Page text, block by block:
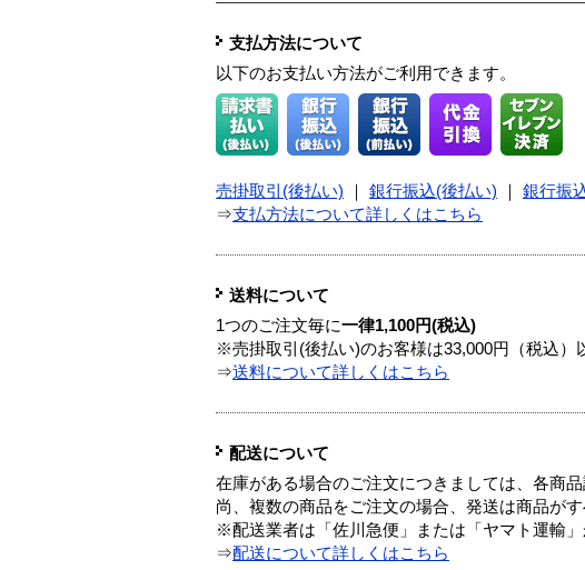
支払方法について
以下のお支払い方法がご利用できます。
売掛取引(後払い) 銀行振込(後払い) 銀行振
⇒支払方法について詳しくはこちら
送料について
1つのご注文毎に一律1,100円(税込)
※売掛取引(後払い)のお客様は33,000円（税込）
⇒送料について詳しくはこちら
配送について
在庫がある場合のご注文につきましては、各商
尚、複数の商品をご注文の場合、発送は商品が
※配送業者は「佐川急便」または「ヤマト運輸
⇒配送について詳しくはこちら